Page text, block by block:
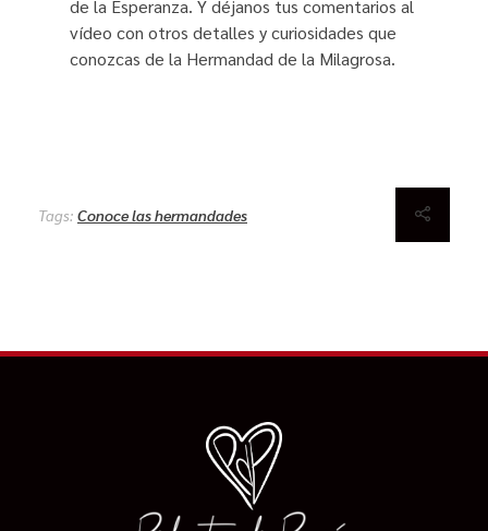
de la Esperanza. Y déjanos tus comentarios al
vídeo con otros detalles y curiosidades que
conozcas de la Hermandad de la Milagrosa.
Tags: Conoce las hermandades